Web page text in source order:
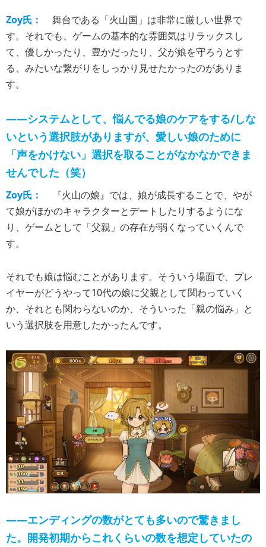
Zoy氏：
舞台である「火山国」は非常に厳しい世界で
す。それでも、ゲームの基本的な雰囲気はリラックスし
て、優しかったり、豊かだったり、父が娘を守ろうとす
る、みたいな繋がりをしっかり見せたかったのがありま
す。
――システムとして、悩んでる娘のケアをする/しな
いという選択肢がありますが、愛しい娘のために
「声をかけない」選択を取ることがなかなかできま
せんでした（笑）
Zoy氏：
『火山の娘』では、娘が成長することで、やが
て娘がほかのキャラクターとデートしたりするようにな
り、ゲームとして「父親」の存在が弱くなっていくんで
す。
それでも娘は悩むことがあります。そういう場面で、プレ
イヤーがどうやって10代の娘に父親として関わっていく
か、それとも関わらないのか、そういった「親の悩み」と
いう選択肢を用意したかったんです。
――エンディングの数がとても多いので驚きまし
た。開発初期からこれくらいの数を想定していたの